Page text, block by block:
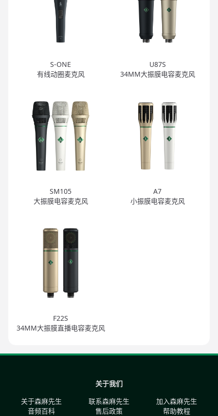
S-ONE
有线动圈麦克风
U87S
34MM大振膜电容麦克风
SM105
大振膜电容麦克风
A7
小振膜电容麦克风
F22S
34MM大振膜直播电容麦克风
关于我们
关于森麻先生
联系森麻先生
加入森麻先生
音频百科
售后政策 帮助教程